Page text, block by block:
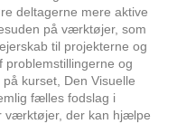
deltagerne mere aktive
på værktøjer, som
til projekterne og
og
kurset, Den Visuelle
fælles fodslag i
værktøjer, der kan hjælpe